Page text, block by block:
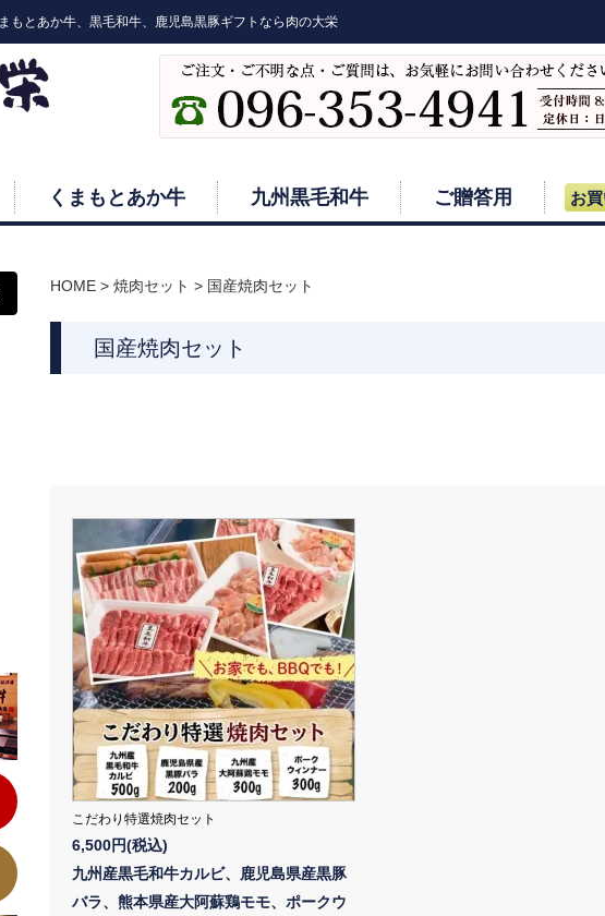
もとあか牛、黒毛和牛、鹿児島黒豚ギフトなら肉の大栄
くまもとあか牛 九州黒毛和牛 ご贈答用 お
HOME > 焼肉セット > 国産焼肉セット
国産焼肉セット
こだわり特選焼肉セット
6,500円(税込)
九州産黒毛和牛カルビ、鹿児島県産黒豚
バラ、熊本県産大阿蘇鶏モモ、ポークウ